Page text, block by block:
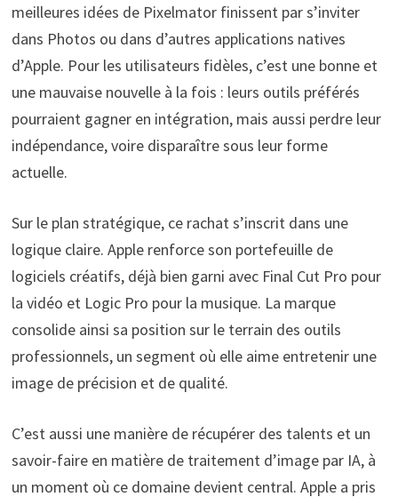
meilleures idées de Pixelmator finissent par s’inviter
dans Photos ou dans d’autres applications natives
d’Apple. Pour les utilisateurs fidèles, c’est une bonne et
une mauvaise nouvelle à la fois : leurs outils préférés
pourraient gagner en intégration, mais aussi perdre leur
indépendance, voire disparaître sous leur forme
actuelle.
Sur le plan stratégique, ce rachat s’inscrit dans une
logique claire. Apple renforce son portefeuille de
logiciels créatifs, déjà bien garni avec Final Cut Pro pour
la vidéo et Logic Pro pour la musique. La marque
consolide ainsi sa position sur le terrain des outils
professionnels, un segment où elle aime entretenir une
image de précision et de qualité.
C’est aussi une manière de récupérer des talents et un
savoir-faire en matière de traitement d’image par IA, à
un moment où ce domaine devient central. Apple a pris